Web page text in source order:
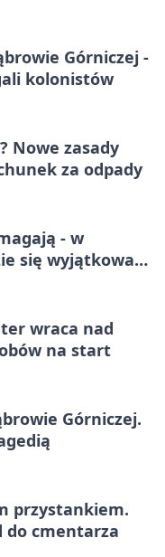
Górniczej -
kolonistów
Nowe zasady
za odpady
- w
się wyjątkowa
wraca nad
na start
Górniczej.
przystankiem.
do cmentarza